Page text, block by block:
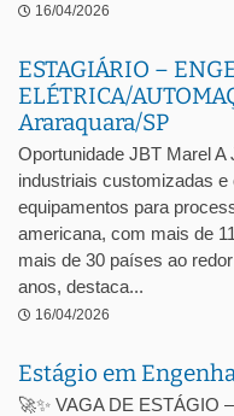
16/04/2026
ESTAGIÁRIO –
ELÉTRICA/
Araraquara/SP
Oportunidade JBT Marel
industriais customizadas
equipamentos para
americana, com mais de
mais de 30 países ao
anos, destaca...
16/04/2026
Estágio em
🚀✨ VAGA DE ESTÁGIO